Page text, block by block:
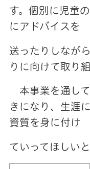
す。個別に児童
にアドバイスを
送ったりしなが
りに向けて取り
本事業を通し
きになり、生涯
資質を身に付け
ていってほしい